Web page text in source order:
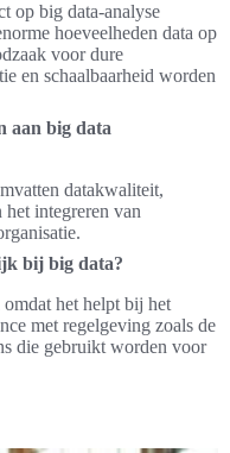
op big data-analyse
hoeveelheden data op
voor dure
en schaalbaarheid worden
aan big data
datakwaliteit,
integreren van
bij big data?
het helpt bij het
met regelgeving zoals de
die gebruikt worden voor